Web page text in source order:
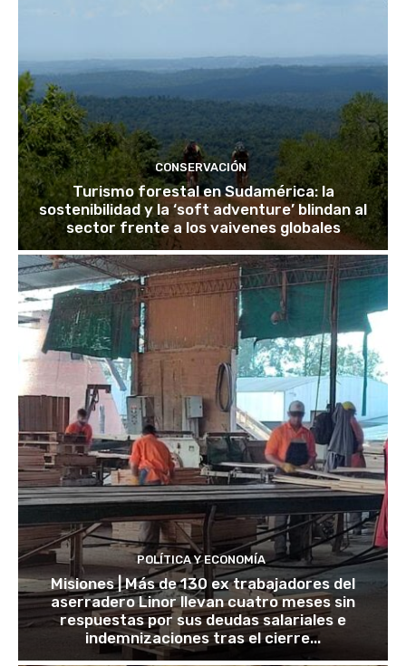
CONSERVACIÓN
Turismo forestal en Sudamérica: la
sostenibilidad y la ‘soft adventure’ blindan al
sector frente a los vaivenes globales
POLÍTICA Y ECONOMÍA
Misiones | Más de 130 ex trabajadores del
aserradero Linor llevan cuatro meses sin
respuestas por sus deudas salariales e
indemnizaciones tras el cierre...